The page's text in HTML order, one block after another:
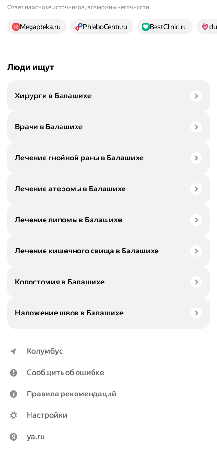
Ответ на основе источников, возможны неточности.
14 источников
Megapteka.ru PhleboCentr.ru BestClinic.ru
Люди ищут
Хирурги в Балашихе
Врачи в Балашихе
Лечение гнойной раны в Балашихе
Лечение атеромы в Балашихе
Лечение липомы в Балашихе
Лечение кишечного свища в Балашихе
Колостомия в Балашихе
Наложение швов в Балашихе
Колумбус
Сообщить об ошибке
Правила рекомендаций
Настройки
ya.ru